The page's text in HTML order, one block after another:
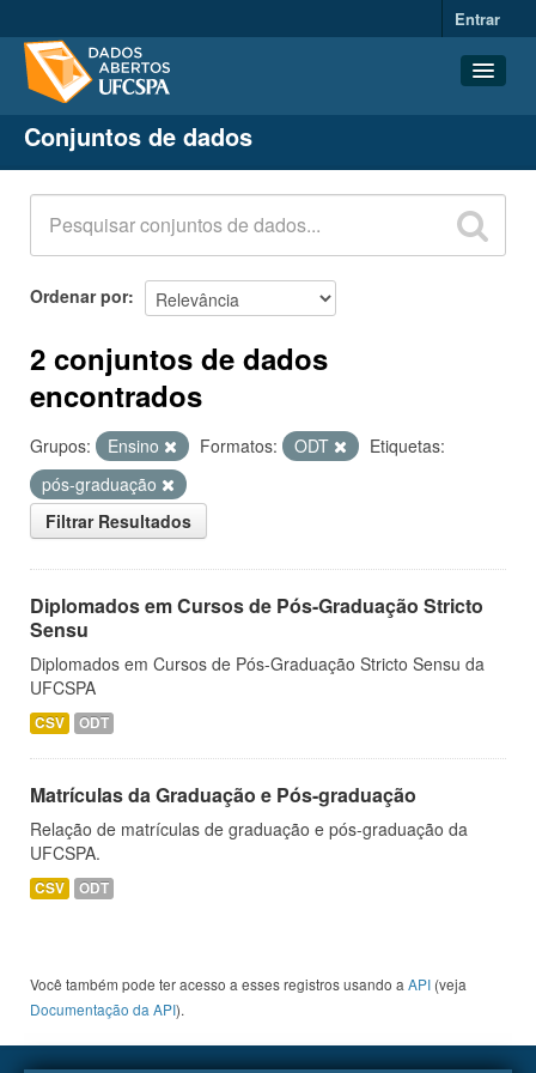
Entrar
Conjuntos de dados
Organizações
Grupos
Sobre
Conjuntos de dados
Ordenar por
2 conjuntos de dados
encontrados
Grupos: Ensino Formatos: ODT
Etiquetas:
pós-graduação
Filtrar Resultados
Diplomados em Cursos de Pós-Graduação Stricto
Sensu
Diplomados em Cursos de Pós-Graduação Stricto Sensu da
UFCSPA
CSV ODT
Matrículas da Graduação e Pós-graduação
Relação de matrículas de graduação e pós-graduação da
UFCSPA.
CSV ODT
Você também pode ter acesso a esses registros usando a API (veja
Documentação da API).